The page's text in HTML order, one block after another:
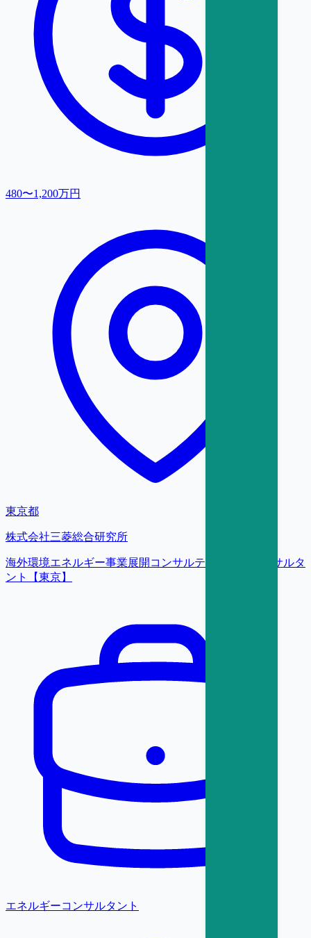
480〜1,200万円
東京都
株式会社三菱総合研究所
海外環境エネルギー事業展開コンサルティング／コンサルタ
ント【東京】
エネルギーコンサルタント